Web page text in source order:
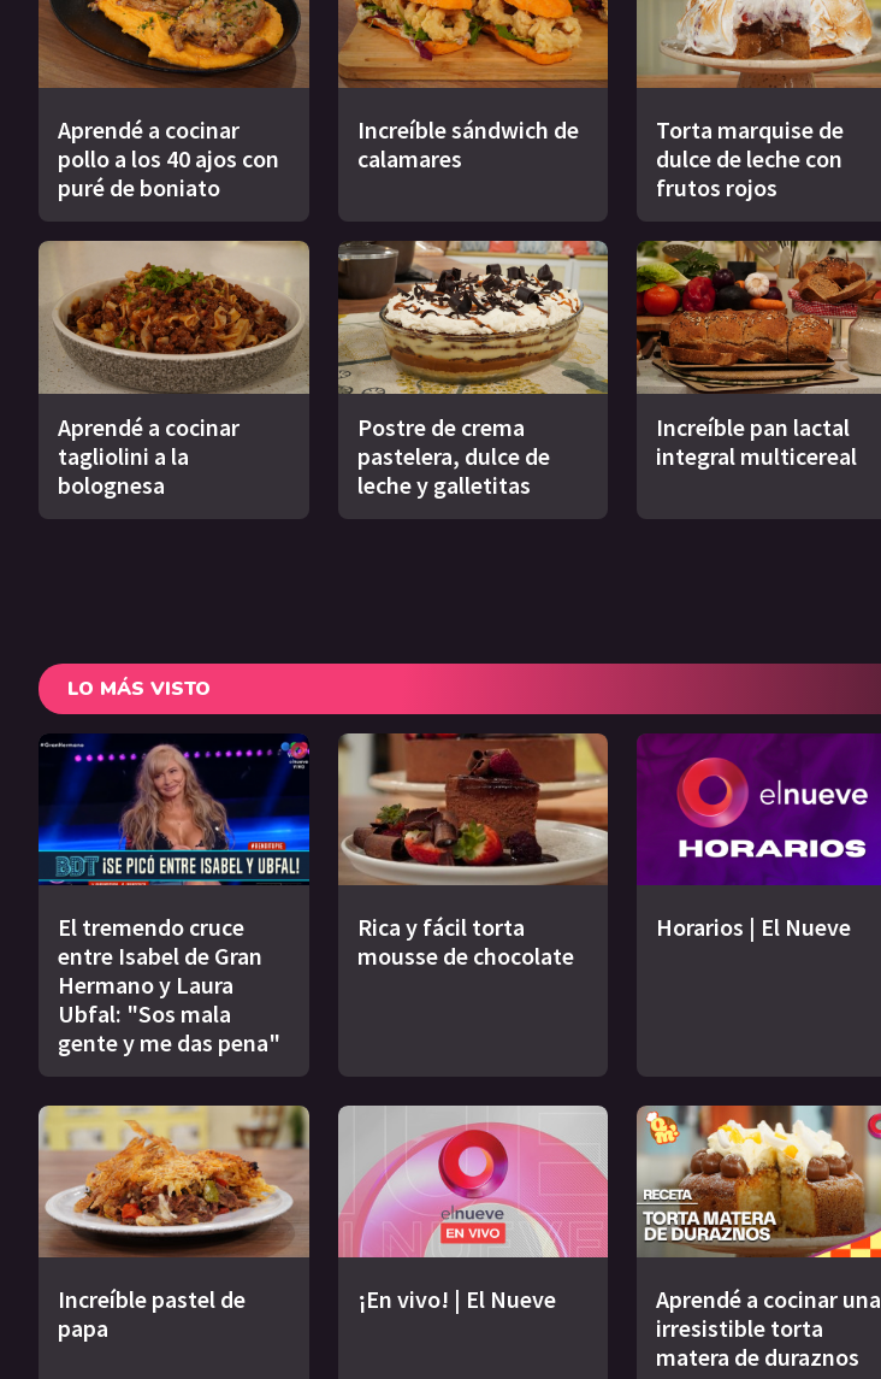
Aprendé a cocinar
pollo a los 40 ajos con
puré de boniato
Increíble sándwich de
calamares
Torta marquise de
dulce de leche con
frutos rojos
Aprendé a cocinar
tagliolini a la
bolognesa
Postre de crema
pastelera, dulce de
leche y galletitas
Increíble pan lactal
integral multicereal
LO MÁS VISTO
El tremendo cruce
entre Isabel de Gran
Hermano y Laura
Ubfal: "Sos mala
gente y me das pena"
Rica y fácil torta
mousse de chocolate
Horarios | El Nueve
Increíble pastel de
papa
¡En vivo! | El Nueve
Aprendé a cocinar una
irresistible torta
matera de duraznos